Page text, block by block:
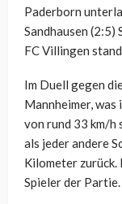
Paderborn
Sandhausen (2:5)
FC Villingen
Im Duell gegen
Mannheimer,
von rund 33 km/h
als jeder andere
Kilometer
Spieler der Partie.